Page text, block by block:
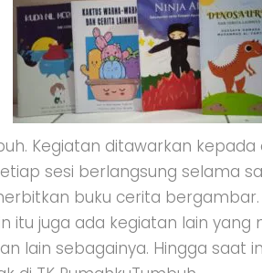
Kegiatan ditawarkan
sesi berlangsung selama
buku cerita
itu juga ada kegiatan lain
lain sebagainya. Hingga saat